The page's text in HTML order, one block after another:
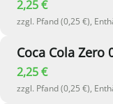
2,25 €
zzgl. Pfand (0,25 €),
Coca Cola Zero
2,25 €
zzgl. Pfand (0,25 €),